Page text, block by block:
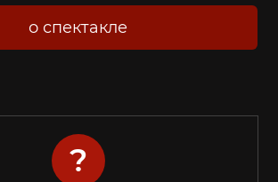
о спектакле
?